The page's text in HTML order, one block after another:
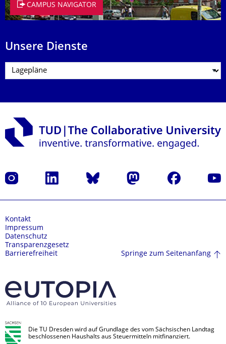
CAMPUS NAVIGATOR
Unsere Dienste
Instagram LinkedIn Bluesky Mastodon Facebook
Kontakt
Impressum
Datenschutz
Transparenzgesetz
Barrierefreiheit
Springe zum Seitenanfang
Die TU Dresden wird auf Grundlage des vom Sächsischen Landtag
beschlossenen Haushalts aus Steuermitteln mitfinanziert.